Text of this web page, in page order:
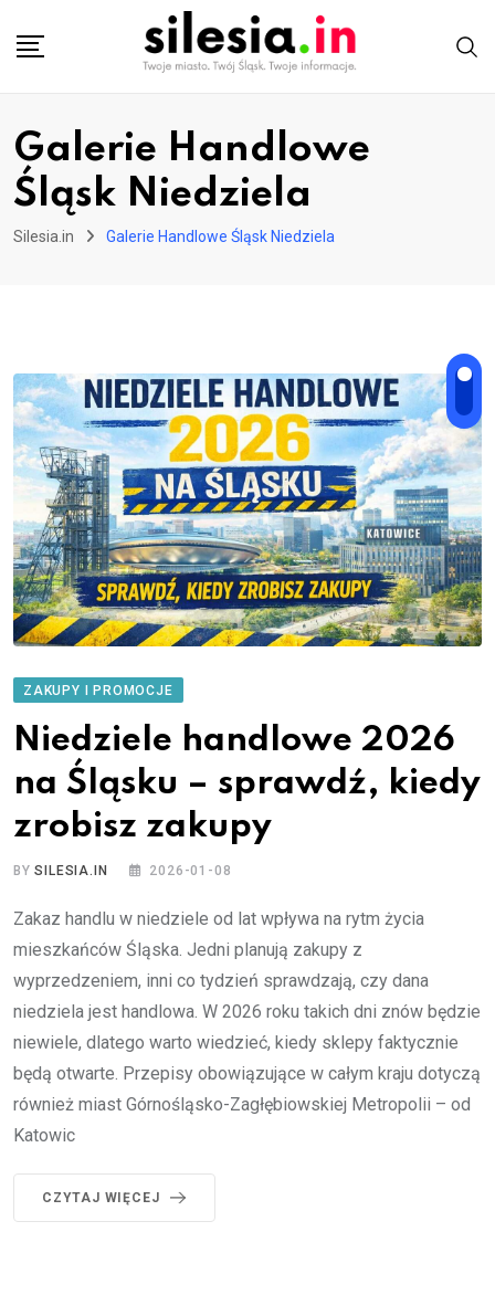
Galerie Handlowe
Śląsk Niedziela
Silesia.in Galerie Handlowe Śląsk Niedziela
ZAKUPY I PROMOCJE
Niedziele handlowe 2026
na Śląsku – sprawdź, kiedy
zrobisz zakupy
BYSILESIA.IN 2026-01-08
Zakaz handlu w niedziele od lat wpływa na rytm życia
mieszkańców Śląska. Jedni planują zakupy z
wyprzedzeniem, inni co tydzień sprawdzają, czy dana
niedziela jest handlowa. W 2026 roku takich dni znów będzie
niewiele, dlatego warto wiedzieć, kiedy sklepy faktycznie
będą otwarte. Przepisy obowiązujące w całym kraju dotyczą
również miast Górnośląsko-Zagłębiowskiej Metropolii – od
Katowic
CZYTAJ WIĘCEJ